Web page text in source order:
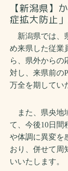
【新潟県】
症拡大防止
新潟県では、
め来県した従業
ら、県外からの
対し、来県前の
万全を期してい
また、県央地
て、今後10日間
や体調に異変を
おり、併せて周
いいたします。